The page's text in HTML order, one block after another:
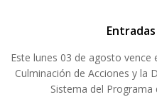
Este lunes 03 de agosto vence
Culminación de Acciones y la
Sistema del